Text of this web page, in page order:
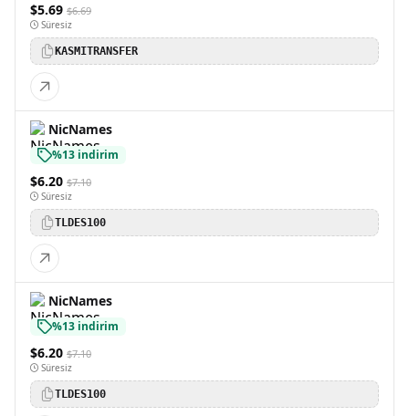
$5.69 $6.69
Süresiz
KASMITRANSFER
NicNames
%13 indirim
$6.20 $7.10
Süresiz
TLDES100
NicNames
%13 indirim
$6.20 $7.10
Süresiz
TLDES100